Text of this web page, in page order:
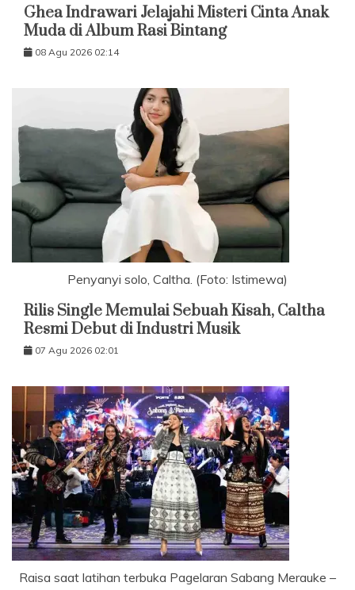
Ghea Indrawari Jelajahi Misteri Cinta Anak
Muda di Album Rasi Bintang
08 Agu 2026 02:14
Penyanyi solo, Caltha. (Foto: Istimewa)
Rilis Single Memulai Sebuah Kisah, Caltha
Resmi Debut di Industri Musik
07 Agu 2026 02:01
Raisa saat latihan terbuka Pagelaran Sabang Merauke –